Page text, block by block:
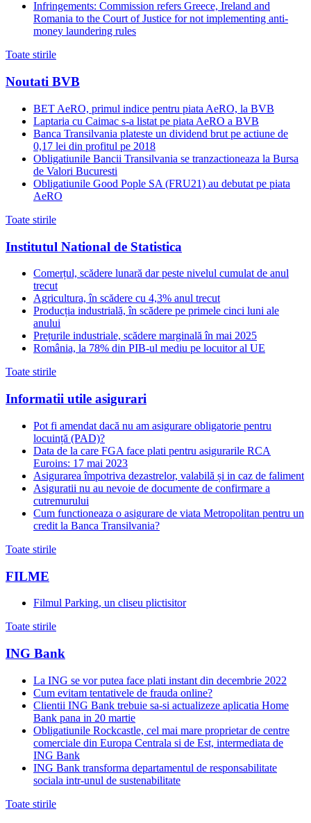
Infringements: Commission refers Greece, Ireland and
Romania to the Court of Justice for not implementing anti-
money laundering rules
Toate stirile
Noutati BVB
BET AeRO, primul indice pentru piata AeRO, la BVB
Laptaria cu Caimac s-a listat pe piata AeRO a BVB
Banca Transilvania plateste un dividend brut pe actiune de
0,17 lei din profitul pe 2018
Obligatiunile Bancii Transilvania se tranzactioneaza la Bursa
de Valori Bucuresti
Obligatiunile Good Pople SA (FRU21) au debutat pe piata
AeRO
Toate stirile
Institutul National de Statistica
Comerțul, scădere lunară dar peste nivelul cumulat de anul
trecut
Agricultura, în scădere cu 4,3% anul trecut
Producția industrială, în scădere pe primele cinci luni ale
anului
Prețurile industriale, scădere marginală în mai 2025
România, la 78% din PIB-ul mediu pe locuitor al UE
Toate stirile
Informatii utile asigurari
Pot fi amendat dacă nu am asigurare obligatorie pentru
locuință (PAD)?
Data de la care FGA face plati pentru asigurarile RCA
Euroins: 17 mai 2023
Asigurarea împotriva dezastrelor, valabilă și in caz de faliment
Asiguratii nu au nevoie de documente de confirmare a
cutremurului
Cum functioneaza o asigurare de viata Metropolitan pentru un
credit la Banca Transilvania?
Toate stirile
FILME
Filmul Parking, un cliseu plictisitor
Toate stirile
ING Bank
La ING se vor putea face plati instant din decembrie 2022
Cum evitam tentativele de frauda online?
Clientii ING Bank trebuie sa-si actualizeze aplicatia Home
Bank pana in 20 martie
Obligatiunile Rockcastle, cel mai mare proprietar de centre
comerciale din Europa Centrala si de Est, intermediata de
ING Bank
ING Bank transforma departamentul de responsabilitate
sociala intr-unul de sustenabilitate
Toate stirile